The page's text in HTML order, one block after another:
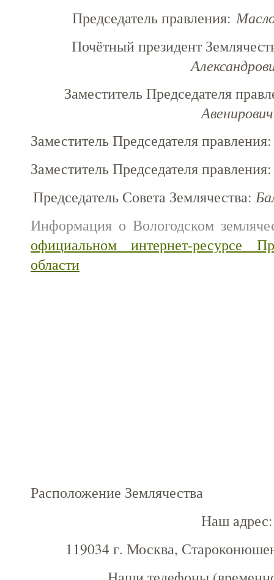
Председатель правления:
Почётный президент
Заместитель Председателя
Авенирович
Заместитель Председателя
Заместитель Председателя
Председатель Совета Землячества:
Информация о Вологодском
официальном интернет-ресурсе
области
Расположение Землячества
Наш адрес:
119034 г. Москва,